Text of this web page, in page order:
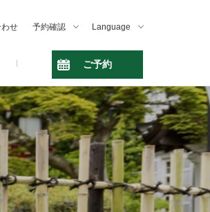
ご予約
せ 予約確認 Language